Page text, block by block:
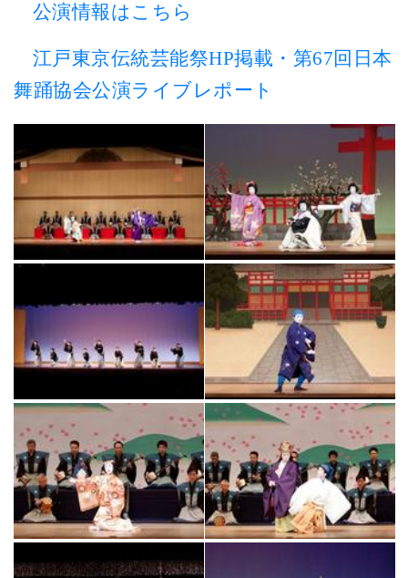
公演情報はこちら
江戸東京伝統芸能祭HP掲載・第67回日本
舞踊協会公演ライブレポート